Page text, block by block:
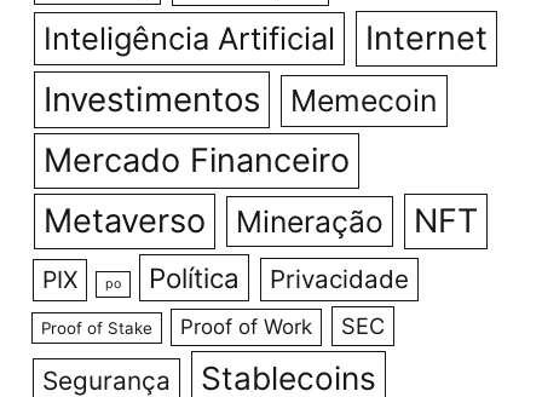
Inteligência Artificial Internet
Investimentos Memecoin
Mercado Financeiro
Metaverso
Mineração NFT
PIX po Política Privacidade
Proof of Stake Proof of Work SEC
Segurança Stablecoins